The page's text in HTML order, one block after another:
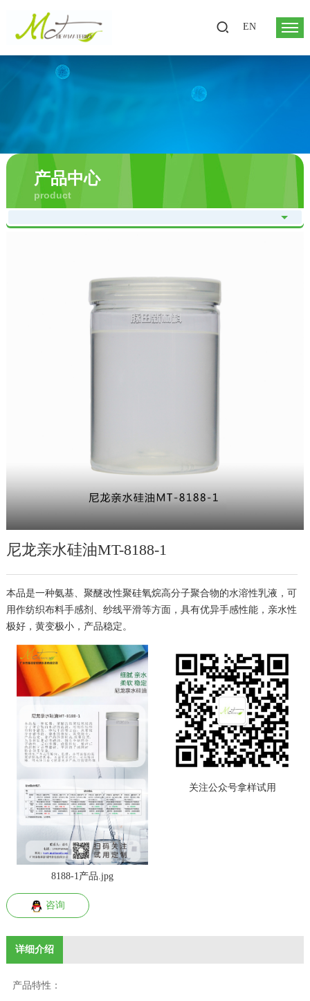
EN
产品中心
product
尼龙亲水硅油MT-8188-1
本品是一种氨基、聚醚改性聚硅氧烷高分子聚合物的水溶性乳液，可
用作纺织布料手感剂、纱线平滑等方面，具有优异手感性能，亲水性
极好，黄变极小，产品稳定。
8188-1产品.jpg
关注公众号拿样试用
咨询
详细介绍
产品特性：